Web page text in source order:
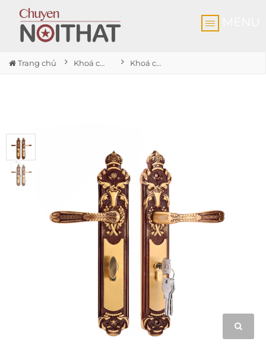
Trang chủ Khoá cửa chính Khoá cửa chính CLK 206 Brass